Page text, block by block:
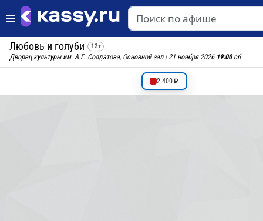
Любовь и голуби 12+
Дворец культуры им. А.Г. Солдатова, Основной зал|21 ноября 2026 19:00сб
2 400